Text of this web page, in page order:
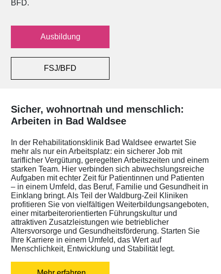
BFD.
Ausbildung
FSJ/BFD
Sicher, wohnortnah und menschlich:
Arbeiten in Bad Waldsee
In der Rehabilitationsklinik Bad Waldsee erwartet Sie
mehr als nur ein Arbeitsplatz: ein sicherer Job mit
tariflicher Vergütung, geregelten Arbeitszeiten und einem
starken Team. Hier verbinden sich abwechslungsreiche
Aufgaben mit echter Zeit für Patientinnen und Patienten
– in einem Umfeld, das Beruf, Familie und Gesundheit in
Einklang bringt. Als Teil der Waldburg-Zeil Kliniken
profitieren Sie von vielfältigen Weiterbildungsangeboten,
einer mitarbeiterorientierten Führungskultur und
attraktiven Zusatzleistungen wie betrieblicher
Altersvorsorge und Gesundheitsförderung. Starten Sie
Ihre Karriere in einem Umfeld, das Wert auf
Menschlichkeit, Entwicklung und Stabilität legt.